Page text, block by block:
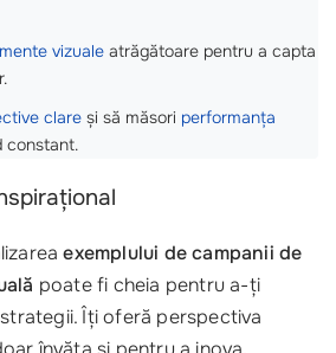
vizuale atrăgătoare pentru a capta
clare și să măsori performanța
constant.
exemplului de campanii de
poate fi cheia pentru a-ți
Îți oferă perspectiva